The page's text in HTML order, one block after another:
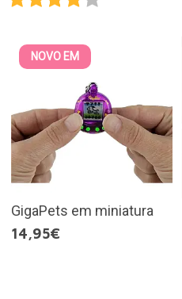
NOVO EM
GigaPets em miniatura
14,95€